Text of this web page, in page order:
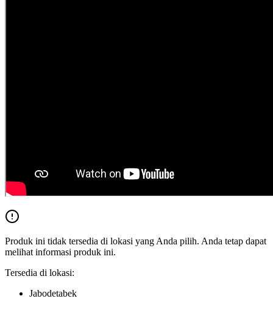
Produk ini tidak tersedia di lokasi yang Anda pilih. Anda tetap dapat
melihat informasi produk ini.
Tersedia di lokasi:
Jabodetabek